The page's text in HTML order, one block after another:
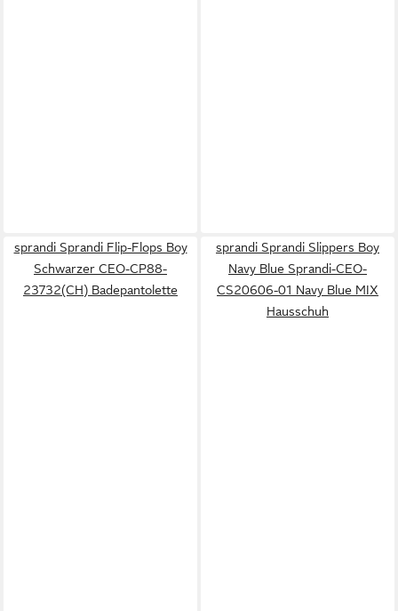
sprandi Sprandi Flip-Flops Boy
Schwarzer CEO-CP88-
23732(CH) Badepantolette
sprandi Sprandi Slippers Boy
Navy Blue Sprandi-CEO-
CS20606-01 Navy Blue MIX
Hausschuh